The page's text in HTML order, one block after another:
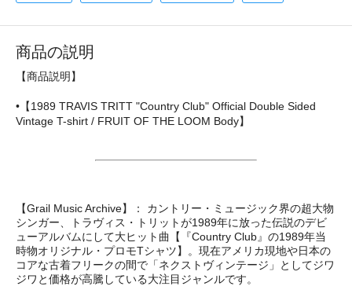
商品の説明
【商品説明】
•【1989 TRAVIS TRITT "Country Club" Official Double Sided
Vintage T-shirt / FRUIT OF THE LOOM Body】
【Grail Music Archive】： カントリー・ミュージック界の超大物
シンガー、トラヴィス・トリットが1989年に放った伝説のデビ
ューアルバムにして大ヒット曲【『Country Club』の1989年当
時物オリジナル・プロモTシャツ】。現在アメリカ現地や日本の
コアな古着フリークの間で「ネクストヴィンテージ」としてジワ
ジワと価格が高騰している大注目ジャンルです。